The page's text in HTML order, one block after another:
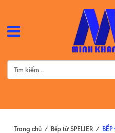
Trang chủ / Bếp từ SPELIER /